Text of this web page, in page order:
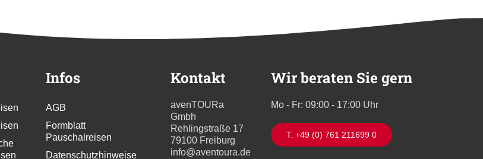
Infos
AGB
Formblatt
Pauschalreisen
Datenschutzhinweise
Kontakt
avenTOURa
Gmbh
Rehlingstraße 17
79100 Freiburg
info@aventoura.de
Wir beraten Sie gern
Mo - Fr: 09:00 - 17:00 Uhr
T. +49 (0) 761 211699 0